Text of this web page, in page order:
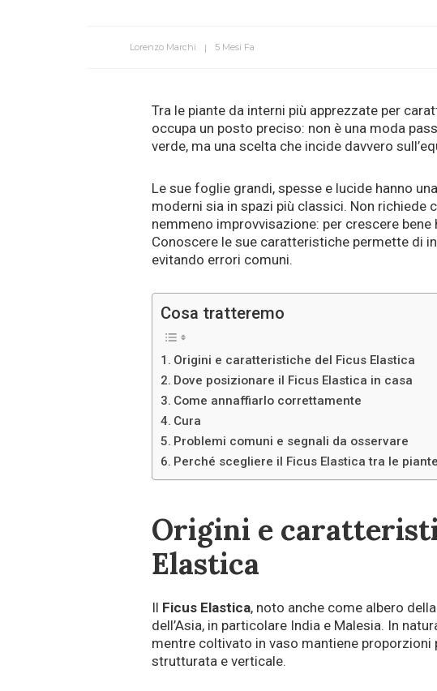
Lorenzo Marchi 5 Mesi Fa
Tra le piante da interni più apprezzate per
occupa un posto preciso: non è una moda
verde, ma una scelta che incide davvero
Le sue foglie grandi, spesse e lucide hanno
moderni sia in spazi più classici. Non richiede
nemmeno improvvisazione: per crescere bene
Conoscere le sue caratteristiche permette di
evitando errori comuni.
Cosa tratteremo
Origini e caratteristiche del Ficus Elastica
Dove posizionare il Ficus Elastica in casa
Come annaffiarlo correttamente
Cura
Problemi comuni e segnali da osservare
Perché scegliere il Ficus Elastica tra le
Origini e
Elastica
Il Ficus Elastica, noto anche come albero
dell’Asia, in particolare India e Malesia. In
mentre coltivato in vaso mantiene proporzioni
strutturata e verticale.